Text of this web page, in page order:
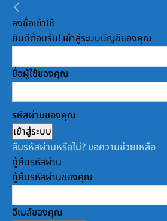
ลงชื่อเข้าใช้
ยินดีต้อนรับ! เข้าสู่ระบบบัญชีของคุณ
ชื่อผู้ใช้ของคุณ
รหัสผ่านของคุณ
ลืมรหัสผ่านหรือไม่? ขอความช่วยเหลือ
กู้คืนรหัสผ่าน
กู้คืนรหัสผ่านของคุณ
อีเมล์ของคุณ